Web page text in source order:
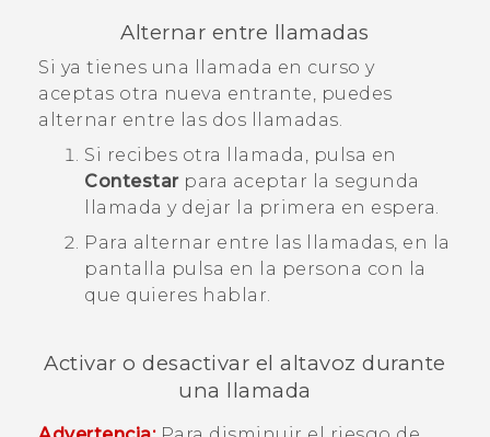
Alternar entre llamadas
Si ya tienes una llamada en curso y
aceptas otra nueva entrante, puedes
alternar entre las dos llamadas.
Si recibes otra llamada, pulsa en
Contestarpara aceptar la segunda
llamada y dejar la primera en espera.
Para alternar entre las llamadas, en la
pantalla pulsa en la persona con la
que quieres hablar.
Activar o desactivar el altavoz durante
una llamada